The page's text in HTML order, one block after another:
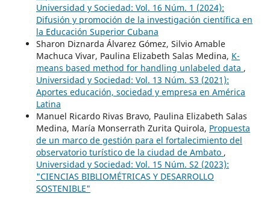
Universidad y Sociedad: Vol. 16 Núm. 1 (2024):
Difusión y promoción de la investigación científica en
la Educación Superior Cubana
Sharon Diznarda Álvarez Gómez, Silvio Amable
Machuca Vivar, Paulina Elizabeth Salas Medina, K-
means based method for handling unlabeled data ,
Universidad y Sociedad: Vol. 13 Núm. S3 (2021):
Aportes educación, sociedad y empresa en América
Latina
Manuel Ricardo Rivas Bravo, Paulina Elizabeth Salas
Medina, María Monserrath Zurita Quirola, Propuesta
de un marco de gestión para el fortalecimiento del
observatorio turístico de la ciudad de Ambato ,
Universidad y Sociedad: Vol. 15 Núm. S2 (2023):
"CIENCIAS BIBLIOMÉTRICAS Y DESARROLLO
SOSTENIBLE"